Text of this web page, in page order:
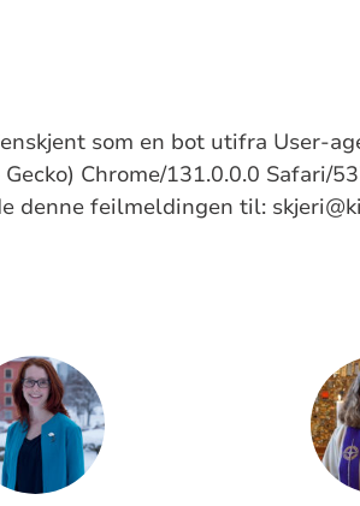
som en bot utifra User-
Chrome/131.0.0.0 Safari/
denne feilmeldingen til: